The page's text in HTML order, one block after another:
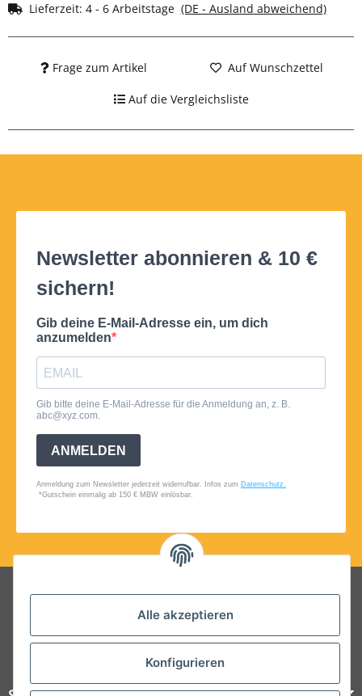
Alle akzeptieren
Konfigurieren
Lieferzeit: 4 - 6 Arbeitstage (DE - Ausland abweichend)
Frage zum Artikel Auf Wunschzettel
Auf die Vergleichsliste
Folgt uns auf Social Media